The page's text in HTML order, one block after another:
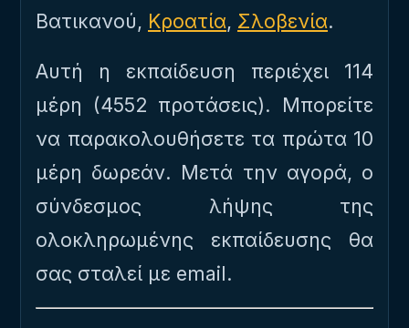
Βατικανού, Κροατία, Σλοβενία.
Αυτή η εκπαίδευση περιέχει 114
μέρη (4552 προτάσεις). Μπορείτε
να παρακολουθήσετε τα πρώτα 10
μέρη δωρεάν. Μετά την αγορά, ο
σύνδεσμος λήψης της
ολοκληρωμένης εκπαίδευσης θα
σας σταλεί με email.